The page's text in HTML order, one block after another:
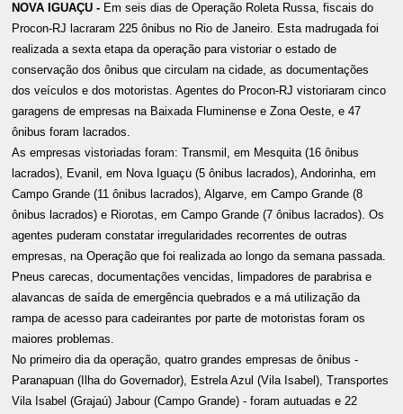
NOVA IGUAÇU - Em seis dias de Operação Roleta Russa, fiscais do
Procon-RJ lacraram 225 ônibus no Rio de Janeiro. Esta madrugada foi
realizada a sexta etapa da operação para vistoriar o estado de
conservação dos ônibus que circulam na cidade, as documentações
dos veículos e dos motoristas. Agentes do Procon-RJ vistoriaram cinco
garagens de empresas na Baixada Fluminense e Zona Oeste, e 47
ônibus foram lacrados.
As empresas vistoriadas foram: Transmil, em Mesquita (16 ônibus
lacrados), Evanil, em Nova Iguaçu (5 ônibus lacrados), Andorinha, em
Campo Grande (11 ônibus lacrados), Algarve, em Campo Grande (8
ônibus lacrados) e Riorotas, em Campo Grande (7 ônibus lacrados). Os
agentes puderam constatar irregularidades recorrentes de outras
empresas, na Operação que foi realizada ao longo da semana passada.
Pneus carecas, documentações vencidas, limpadores de parabrisa e
alavancas de saída de emergência quebrados e a má utilização da
rampa de acesso para cadeirantes por parte de motoristas foram os
maiores problemas.
No primeiro dia da operação, quatro grandes empresas de ônibus -
Paranapuan (Ilha do Governador), Estrela Azul (Vila Isabel), Transportes
Vila Isabel (Grajaú) Jabour (Campo Grande) - foram autuadas e 22